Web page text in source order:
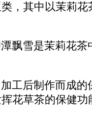
，其中以茉莉
飘雪是茉莉花
工后制作而成
花草茶的保健功